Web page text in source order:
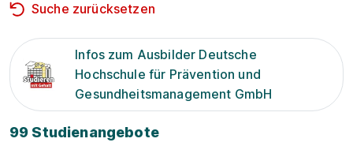
Suche zurücksetzen
Infos zum Ausbilder Deutsche
Hochschule für Prävention und
Gesundheitsmanagement GmbH
99 Studienangebote